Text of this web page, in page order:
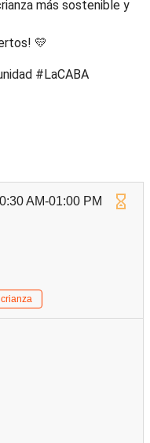
más sostenible y
💛
#LaCABA
AM-01:00 PM
crianza